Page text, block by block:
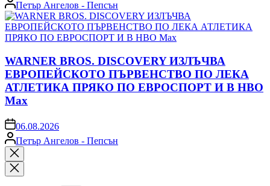
by
Петър Ангелов - Пепсън
WARNER BROS. DISCOVERY ИЗЛЪЧВА
ЕВРОПЕЙСКОТО ПЪРВЕНСТВО ПО ЛЕКА
АТЛЕТИКА ПРЯКО ПО ЕВРОСПОРТ И В НВО
Мах
on06.08.2026
Posted
by
Петър Ангелов - Пепсън
Close
search